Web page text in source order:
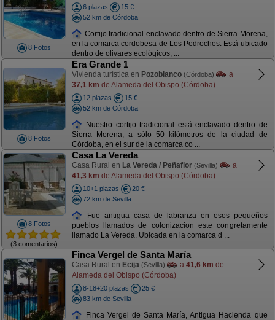
8 Fotos
6 plazas
15 €
52 km de Córdoba
Cortijo tradicional enclavado dentro de Sierra Morena,
en la comarca cordobesa de Los Pedroches. Está ubicado
dentro de olivares ecológicos, ...
8 Fotos
Era Grande 1
Vivienda turística en Pozoblanco (Córdoba)
a
37,1 km de Alameda del Obispo (Córdoba)
12 plazas
15 €
52 km de Córdoba
Nuestro cortijo tradicional está enclavado dentro de
Sierra Morena, a sólo 50 kilómetros de la ciudad de
Córdoba, en el sur de la comarca co ...
8 Fotos
(3 comentarios)
Casa La Vereda
Casa Rural en La Vereda / Peñaflor (Sevilla)
a
41,3 km de Alameda del Obispo (Córdoba)
10+1 plazas
20 €
72 km de Sevilla
Fue antigua casa de labranza en esos pequeños
pueblos llamados de colonizacion este congretamente
llamado La Vereda. Ubicada en la comarca d ...
Finca Vergel de Santa María
Casa Rural en Ecija (Sevilla) a 41,6 km de
Alameda del Obispo (Córdoba)
8-18+20 plazas
25 €
83 km de Sevilla
Finca Vergel de Santa María, Antigua Hacienda que